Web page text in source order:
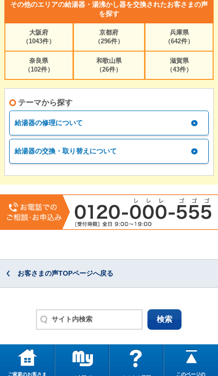
その他のエリアの給湯器・湯沸かし器を交換されたお客さまの声
を探す
大阪府
（1043件）
京都府
（296件）
兵庫県
（642件）
奈良県
（102件）
和歌山県
（26件）
滋賀県
（43件）
テーマから探す
給湯器の修理について
給湯器の交換・取り替えについて
お客さまの声TOPページへ戻る
ご家庭のお客さま このページの